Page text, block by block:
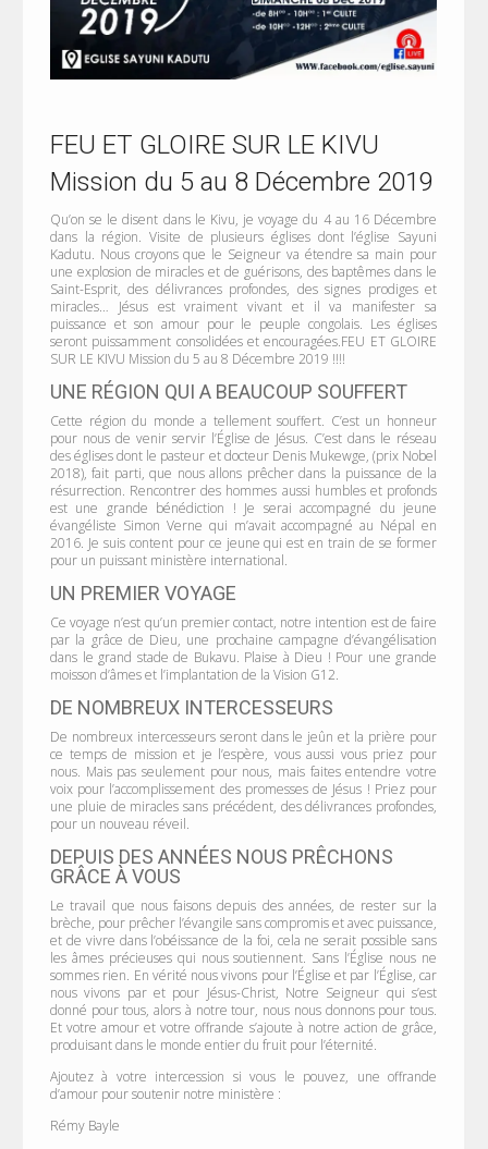
FEU ET GLOIRE SUR LE KIVU
Mission du 5 au 8 Décembre 2019
Qu’on se le disent dans le Kivu, je voyage du 4 au 16 Décembre
dans la région. Visite de plusieurs églises dont l’église Sayuni
Kadutu. Nous croyons que le Seigneur va étendre sa main pour
une explosion de miracles et de guérisons, des baptêmes dans le
Saint-Esprit, des délivrances profondes, des signes prodiges et
miracles… Jésus est vraiment vivant et il va manifester sa
puissance et son amour pour le peuple congolais. Les églises
seront puissamment consolidées et encouragées.FEU ET GLOIRE
SUR LE KIVU Mission du 5 au 8 Décembre 2019 !!!!
UNE RÉGION QUI A BEAUCOUP SOUFFERT
Cette région du monde a tellement souffert. C’est un honneur
pour nous de venir servir l’Église de Jésus. C’est dans le réseau
des églises dont le pasteur et docteur Denis Mukewge, (prix Nobel
2018), fait parti, que nous allons prêcher dans la puissance de la
résurrection. Rencontrer des hommes aussi humbles et profonds
est une grande bénédiction ! Je serai accompagné du jeune
évangéliste Simon Verne qui m’avait accompagné au Népal en
2016. Je suis content pour ce jeune qui est en train de se former
pour un puissant ministère international.
UN PREMIER VOYAGE
Ce voyage n’est qu’un premier contact, notre intention est de faire
par la grâce de Dieu, une prochaine campagne d’évangélisation
dans le grand stade de Bukavu. Plaise à Dieu ! Pour une grande
moisson d’âmes et l’implantation de la Vision G12.
DE NOMBREUX INTERCESSEURS
De nombreux intercesseurs seront dans le jeûn et la prière pour
ce temps de mission et je l’espère, vous aussi vous priez pour
nous. Mais pas seulement pour nous, mais faites entendre votre
voix pour l’accomplissement des promesses de Jésus ! Priez pour
une pluie de miracles sans précédent, des délivrances profondes,
pour un nouveau réveil.
DEPUIS DES ANNÉES NOUS PRÊCHONS
GRÂCE À VOUS
Le travail que nous faisons depuis des années, de rester sur la
brèche, pour prêcher l’évangile sans compromis et avec puissance,
et de vivre dans l’obéissance de la foi, cela ne serait possible sans
les âmes précieuses qui nous soutiennent. Sans l’Église nous ne
sommes rien. En vérité nous vivons pour l’Église et par l’Église, car
nous vivons par et pour Jésus-Christ, Notre Seigneur qui s’est
donné pour tous, alors à notre tour, nous nous donnons pour tous.
Et votre amour et votre offrande s’ajoute à notre action de grâce,
produisant dans le monde entier du fruit pour l’éternité.
Ajoutez à votre intercession si vous le pouvez, une offrande
d’amour pour soutenir notre ministère :
Rémy Bayle